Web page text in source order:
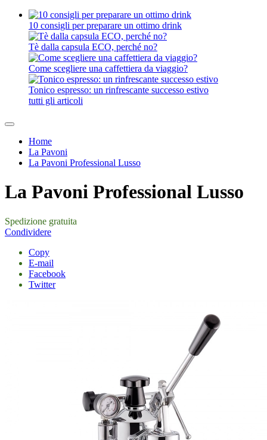
10 consigli per preparare un ottimo drink
Tè dalla capsula ECO, perché no?
Come scegliere una caffettiera da viaggio?
Tonico espresso: un rinfrescante successo estivo
tutti gli articoli
Home
La Pavoni
La Pavoni Professional Lusso
La Pavoni Professional Lusso
Spedizione gratuita
Condividere
Copy
E-mail
Facebook
Twitter